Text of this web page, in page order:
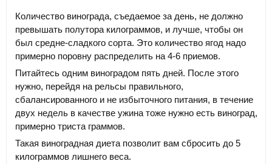
Количество винограда, съедаемое за день, не должно
превышать полутора килограммов, и лучше, чтобы он
был средне-сладкого сорта. Это количество ягод надо
примерно поровну распределить на 4-6 приемов.
Питайтесь одним виноградом пять дней. После этого
нужно, перейдя на рельсы правильного,
сбалансированного и не избыточного питания, в течение
двух недель в качестве ужина тоже нужно есть виноград,
примерно триста граммов.
Такая виноградная диета позволит вам сбросить до 5
килограммов лишнего веса.